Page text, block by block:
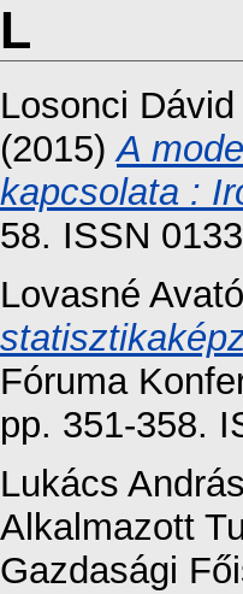
L
Losonci Dávid
(2015)A
kapcsolata :
58. ISSN
Lovasné
Fóruma
pp. 351-358.
Lukács András
Alkalmazott
Gazdasági